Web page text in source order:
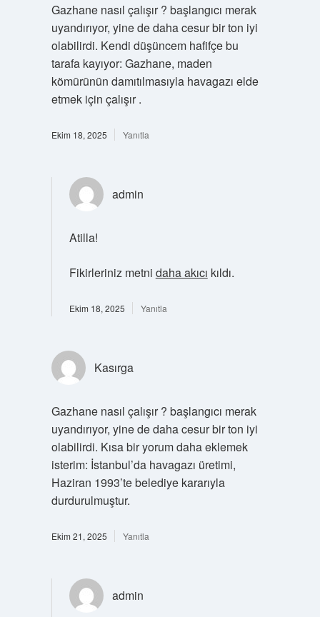
Gazhane nasıl çalışır ? başlangıcı merak
uyandırıyor, yine de daha cesur bir ton iyi
olabilirdi. Kendi düşüncem hafifçe bu
tarafa kayıyor: Gazhane, maden
kömürünün damıtılmasıyla havagazı elde
etmek için çalışır .
Ekim 18, 2025 Yanıtla
admin
Atilla!
Fikirleriniz metni daha akıcı kıldı.
Ekim 18, 2025 Yanıtla
Kasırga
Gazhane nasıl çalışır ? başlangıcı merak
uyandırıyor, yine de daha cesur bir ton iyi
olabilirdi. Kısa bir yorum daha eklemek
isterim: İstanbul’da havagazı üretimi,
Haziran 1993’te belediye kararıyla
durdurulmuştur.
Ekim 21, 2025 Yanıtla
admin